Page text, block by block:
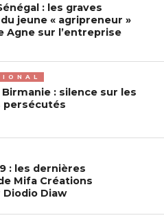
: les graves
jeune « agripreneur »
Agne sur l’entreprise
Birmanie : silence sur les
persécutés
: les dernières
Mifa Créations
Diaw